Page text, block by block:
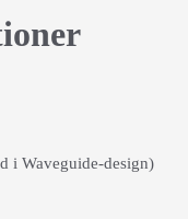
i Waveguide-design)